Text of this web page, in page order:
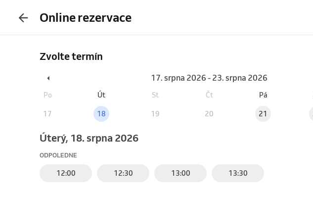
Online rezervace
Zvolte termín
17. srpna 2026 - 23. srpna 2026
Po Út St Čt Pá
17 18 19 20 21
úterý, 18. srpna 2026
ODPOLEDNE
12:00 12:30 13:00 13:30